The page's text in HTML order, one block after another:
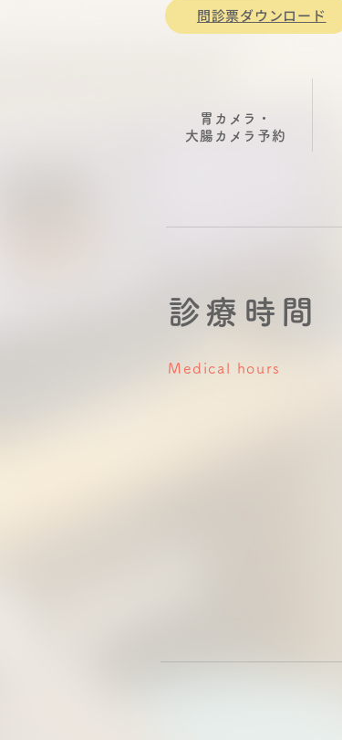
問診票ダウンロード
胃カメラ・
大腸カメラ ​予約
診療時間
Medical hours